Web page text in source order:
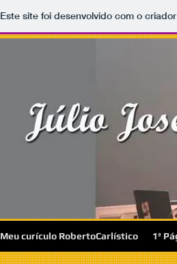
Este site foi desenvolvido com o
Meu curículo RobertoCarlístico 1ª